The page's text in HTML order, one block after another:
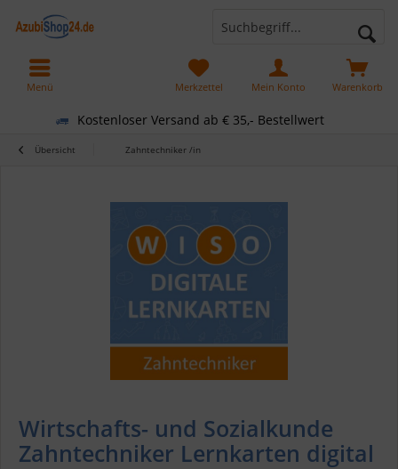
Kostenloser Versand ab € 35,- Bestellwert
Warenkorb
Merkzettel Mein Konto
Menü
Übersicht Zahntechniker /in
Wirtschafts- und Sozialkunde
Zahntechniker Lernkarten digital